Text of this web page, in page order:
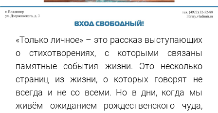
«Только личное» – это рассказ выступающих
о стихотворениях, с которыми связаны
памятные события жизни. Это несколько
страниц из жизни, о которых говорят не
всегда и не со всеми. Но в дни, когда мы
живём ожиданием рождественского чуда,